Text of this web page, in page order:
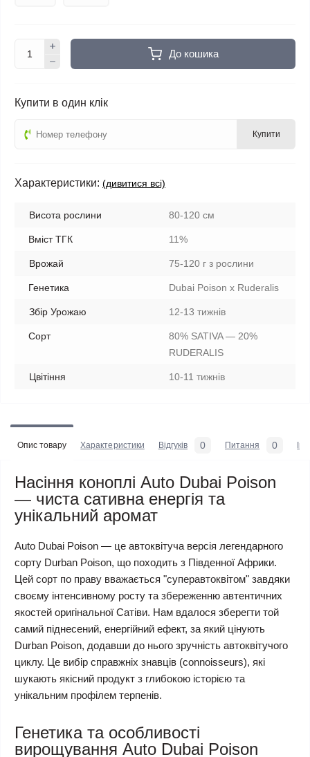
До кошика
Купити в один клік
Купити
Характеристики: (дивитися всі)
Висота рослини 80-120 см
Вміст ТГК 11%
Врожай 75-120 г з рослини
Генетика Dubai Poison x Ruderalis
Збір Урожаю 12-13 тижнів
Сорт
80% SATIVA — 20%
RUDERALIS
Цвітіння 10-11 тижнів
Опис товару Характеристики Відгуків 0 Питання 0
Насіння коноплі Auto Dubai Poison
— чиста сативна енергія та
унікальний аромат
Auto Dubai Poison — це автоквітуча версія легендарного
сорту Durban Poison, що походить з Південної Африки.
Цей сорт по праву вважається "суперавтоквітом" завдяки
своєму інтенсивному росту та збереженню автентичних
якостей оригінальної Сатіви. Нам вдалося зберегти той
самий піднесений, енергійний ефект, за який цінують
Durban Poison, додавши до нього зручність автоквітучого
циклу. Це вибір справжніх знавців (connoisseurs), які
шукають якісний продукт з глибокою історією та
унікальним профілем терпенів.
Генетика та особливості
вирощування Auto Dubai Poison